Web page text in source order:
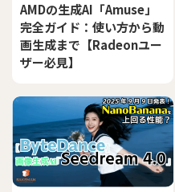
AMDの生成AI「Amuse」
完全ガイド：使い方から動
画生成まで【Radeonユー
ザー必見】